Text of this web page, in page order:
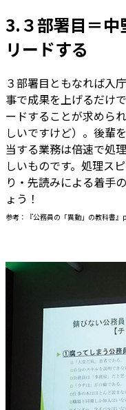
3.３部署目＝中
リードする
３部署目ともなれば入
事で成果を上げるだけ
ードすることが求めら
しいですけど）。後輩
当する業務は倍速で処
しいものです。処理ス
り・先読みによる着手
ょう！
参考：『公務員の「異動」の教科書